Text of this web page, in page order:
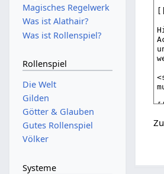
Magisches Regelwerk
Was ist Alathair?
Was ist Rollenspiel?
Rollenspiel
Die Welt
Gilden
Götter & Glauben
Gutes Rollenspiel
Völker
Systeme